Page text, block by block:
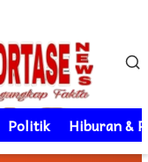
Politik Hiburan &